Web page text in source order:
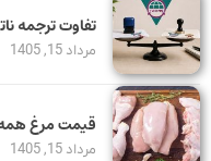
تفاوت ترجمه
مرداد 15, 1405
قیمت مرغ همه
مرداد 15, 1405